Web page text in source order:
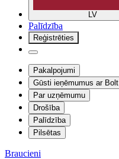
LV
Palīdzība
Reģistrēties
Pakalpojumi
Gūsti ieņēmumus ar Bolt
Par uzņēmumu
Drošība
Palīdzība
Pilsētas
Braucieni